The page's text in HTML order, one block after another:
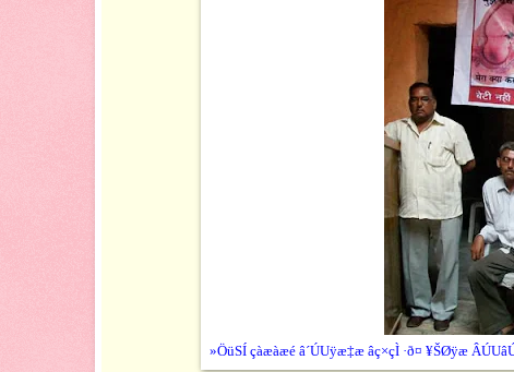
»ÖüSÍ çàæàæé â´ÚUÿæ‡æ âç×çÌ ·ð¤ ¥ŠØÿæ